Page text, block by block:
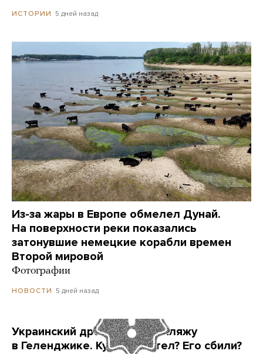
ИСТОРИИ 5 дней назад
Из-за жары в Европе обмелел Дунай.
На поверхности реки показались
затонувшие немецкие корабли времен
Второй мировой
Фотографии
НОВОСТИ 5 дней назад
Украинский дрон попал по пляжу
в Геленджике. Куда он летел? Его сбили?